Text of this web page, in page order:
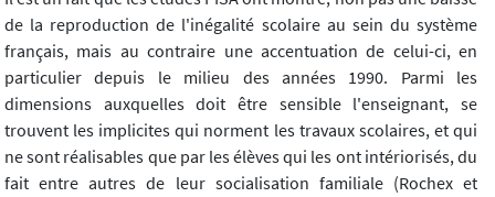
de la reproduction de l'inégalité scolaire au sein du système
français, mais au contraire une accentuation de celui-ci, en
particulier depuis le milieu des années 1990. Parmi les
dimensions auxquelles doit être sensible l'enseignant, se
trouvent les implicites qui norment les travaux scolaires, et qui
ne sont réalisables que par les élèves qui les ont intériorisés, du
fait entre autres de leur socialisation familiale (Rochex et